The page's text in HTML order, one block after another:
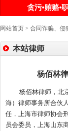
贪污•贿赂•
网站首页 > 合同诈骗、侵
本站律师
杨佰林
杨佰林律师，北
海）律师事务所合伙
任，上海市律师协会
员会委员，上海山东